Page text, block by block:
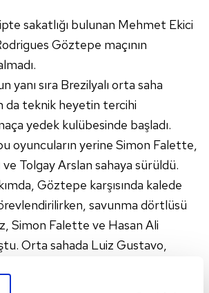
sakatlığı bulunan Mehmet Ekici
Göztepe maçının
yanı sıra Brezilyalı orta saha
da teknik heyetin tercihi
yedek kulübesinde başladı.
oyuncuların yerine Simon Falette,
ve Tolgay Arslan sahaya sürüldü.
Göztepe karşısında kalede
savunma dörtlüsü
Simon Falette ve Hasan Ali
Orta sahada Luiz Gustavo,